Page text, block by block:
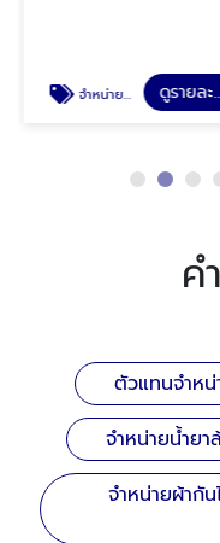
จำหน่ายน้ำยาล้างสกรู เครื่องฉีดพลาสติก ดูรายละเอียด
ค
ตัวแทนจำห
จำหน่ายน้ำย
จำหน่ายผ้ากั